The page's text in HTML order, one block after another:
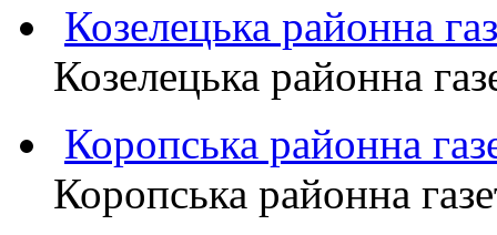
Козелецька районна
Козелецька районна
Коропська районна
Коропська районна